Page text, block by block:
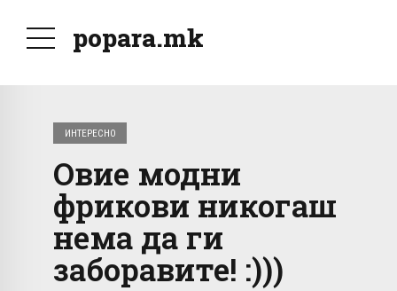
popara.mk
ИНТЕРЕСНО
Овие модни
фрикови никогаш
нема да ги
заборавите! :)))